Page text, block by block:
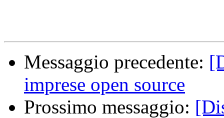
Messaggio precedente:
imprese open source
Prossimo messaggio: